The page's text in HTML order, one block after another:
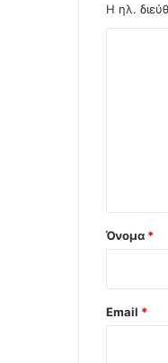
Η ηλ.
Όνομα *
Email *